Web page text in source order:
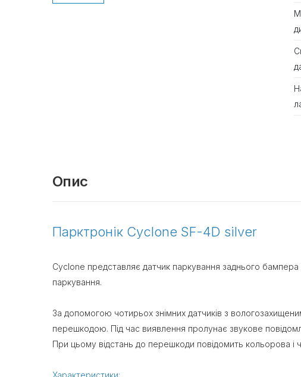
Опис
Парктронік Cyclone SF-4D silver
Cyclone представляє датчик паркування заднього
паркування.
За допомогою чотирьох знімних датчиків з
перешкодою. Під час виявлення пролунає звукове
При цьому відстань до перешкоди повідомить кольорова і